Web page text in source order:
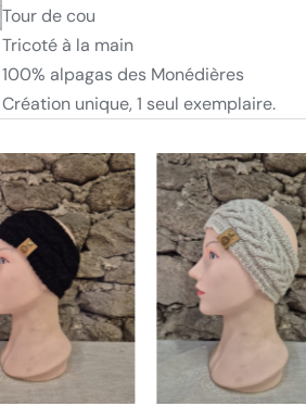
Tour de cou
Tricoté à la main
100% alpagas des Monédières
Création unique, 1 seul exemplaire.